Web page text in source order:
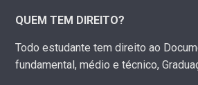
QUEM TEM DIREITO?
Todo estudante tem direito ao
fundamental, médio e técnico,